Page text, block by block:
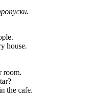
house.
room.
the cafe.